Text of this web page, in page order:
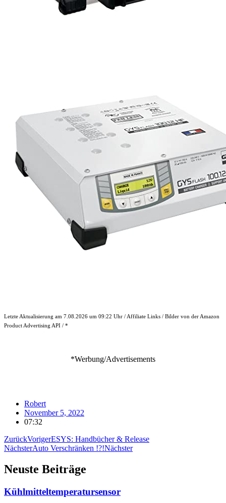
Letzte Aktualisierung am 7.08.2026 um 09:22 Uhr / Affiliate Links / Bilder von der Amazon
Product Advertising API / *
*Werbung/Advertisements
Robert
November 5, 2022
07:32
ZurückVorigerESYS: Handbücher & Release
NächsterAuto Verschränken !?!Nächster
Neuste Beiträge
Kühlmitteltemperatursensor